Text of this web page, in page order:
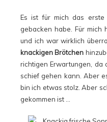
Es ist für mich das
gebacken habe. Für mich
und ich war wirklich
knackigen Brötchen
richtigen Erwartungen, da
schief gehen kann. Aber
bin ich etwas stolz. Aber
gekommen ist …